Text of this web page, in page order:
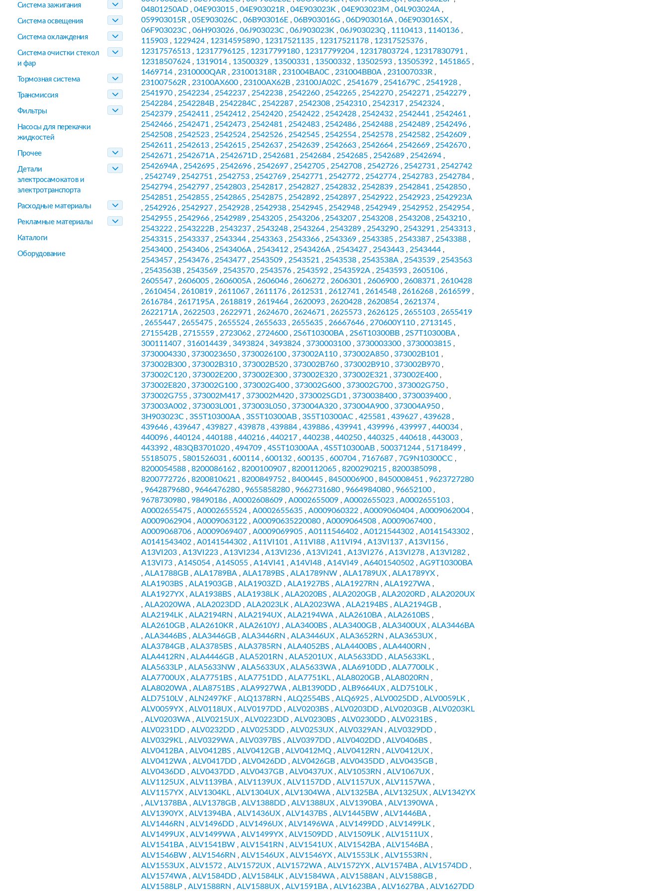
Система зажигания
Система освещения
Система охлаждения
Система очистки стекол
и фар
Тормозная система
Трансмиссия
Фильтры
Насосы для перекачки
жидкостей
Прочее
Детали
электросамокатов и
электротранспорта
Расходные материалы
Рекламные материалы
Каталоги
Оборудование
04801250AD , 04E903015 , 04E903021R , 04E903023K , 04E903023M , 04L903024A ,
059903015R , 05E903026C , 06B903016E , 06B903016G , 06D903016A , 06E903016SX ,
06F903023C , 06H903026 , 06J903023C , 06J903023K , 06J903023Q , 1110413 , 1140136 ,
115903 , 1229424 , 12314595890 , 12317521135 , 12317521178 , 12317525376 ,
12317576513 , 12317796125 , 12317799180 , 12317799204 , 12317803724 , 12317830791 ,
12318507624 , 1319014 , 13500329 , 13500331 , 13500332 , 13502593 , 13505392 , 1451865 ,
1469714 , 2310000QAR , 231001318R , 231004BA0C , 231004BB0A , 231007033R ,
231007562R , 23100AX600 , 23100AX62B , 23100JA02C , 2541679 , 2541679C , 2541928 ,
2541970 , 2542234 , 2542237 , 2542238 , 2542260 , 2542265 , 2542270 , 2542271 , 2542279 ,
2542284 , 2542284B , 2542284C , 2542287 , 2542308 , 2542310 , 2542317 , 2542324 ,
2542379 , 2542411 , 2542412 , 2542420 , 2542422 , 2542428 , 2542432 , 2542441 , 2542461 ,
2542466 , 2542471 , 2542473 , 2542481 , 2542483 , 2542486 , 2542488 , 2542489 , 2542496 ,
2542508 , 2542523 , 2542524 , 2542526 , 2542545 , 2542554 , 2542578 , 2542582 , 2542609 ,
2542611 , 2542613 , 2542615 , 2542637 , 2542639 , 2542663 , 2542664 , 2542669 , 2542670 ,
2542671 , 2542671A , 2542671D , 2542681 , 2542684 , 2542685 , 2542689 , 2542694 ,
2542694A , 2542695 , 2542696 , 2542697 , 2542705 , 2542708 , 2542726 , 2542731 , 2542742
, 2542749 , 2542751 , 2542753 , 2542769 , 2542771 , 2542772 , 2542774 , 2542783 , 2542784 ,
2542794 , 2542797 , 2542803 , 2542817 , 2542827 , 2542832 , 2542839 , 2542841 , 2542850 ,
2542851 , 2542855 , 2542865 , 2542875 , 2542892 , 2542897 , 2542922 , 2542923 , 2542923A
, 2542926 , 2542927 , 2542928 , 2542938 , 2542945 , 2542948 , 2542949 , 2542952 , 2542954 ,
2542955 , 2542966 , 2542989 , 2543205 , 2543206 , 2543207 , 2543208 , 2543208 , 2543210 ,
2543222 , 2543222B , 2543237 , 2543248 , 2543264 , 2543289 , 2543290 , 2543291 , 2543313 ,
2543315 , 2543337 , 2543344 , 2543363 , 2543366 , 2543369 , 2543385 , 2543387 , 2543388 ,
2543400 , 2543406 , 2543406A , 2543412 , 2543426A , 2543427 , 2543443 , 2543444 ,
2543457 , 2543476 , 2543477 , 2543509 , 2543521 , 2543538 , 2543538A , 2543539 , 2543563
, 2543563B , 2543569 , 2543570 , 2543576 , 2543592 , 2543592A , 2543593 , 2605106 ,
2605547 , 2606005 , 2606005A , 2606046 , 2606272 , 2606301 , 2606900 , 2608371 , 2610428
, 2610454 , 2610819 , 2611067 , 2611176 , 2612531 , 2612741 , 2614548 , 2616268 , 2616599 ,
2616784 , 2617195A , 2618819 , 2619464 , 2620093 , 2620428 , 2620854 , 2621374 ,
2622171A , 2622503 , 2622971 , 2624670 , 2624671 , 2625573 , 2626125 , 2655103 , 2655419
, 2655447 , 2655475 , 2655524 , 2655633 , 2655635 , 26667646 , 270600Y110 , 2713145 ,
2715542B , 2715559 , 2723062 , 2724600 , 2S6T10300BA , 2S6T10300BB , 2S7T10300BA ,
300111407 , 316014439 , 3493824 , 3493824 , 3730003100 , 3730003300 , 3730003815 ,
3730004330 , 3730023650 , 3730026100 , 373002A110 , 373002A850 , 373002B101 ,
373002B300 , 373002B310 , 373002B520 , 373002B760 , 373002B910 , 373002B970 ,
373002C120 , 373002E200 , 373002E300 , 373002E320 , 373002E321 , 373002E400 ,
373002E820 , 373002G100 , 373002G400 , 373002G600 , 373002G700 , 373002G750 ,
373002G755 , 373002M417 , 373002M420 , 373002SGD1 , 3730038400 , 3730039400 ,
373003A002 , 373003L001 , 373003L050 , 373004A320 , 373004A900 , 373004A950 ,
3H903023C , 3S5T10300AA , 3S5T10300AB , 3S5T10300AC , 425581 , 439627 , 439628 ,
439646 , 439647 , 439827 , 439878 , 439884 , 439886 , 439941 , 439996 , 439997 , 440034 ,
440096 , 440124 , 440188 , 440216 , 440217 , 440238 , 440250 , 440325 , 440618 , 443003 ,
443392 , 483QB3701020 , 494709 , 4S5T10300AA , 4S5T10300AB , 500371244 , 51718499 ,
55185075 , 5801526031 , 600114 , 600132 , 600135 , 600704 , 7167687 , 7G9N10300CC ,
8200054588 , 8200086162 , 8200100907 , 8200112065 , 8200290215 , 8200385098 ,
8200772726 , 8200810621 , 8200849752 , 8400445 , 8450006900 , 8450008451 , 9623727280
, 9642879680 , 9646476280 , 9655858280 , 9662731680 , 9664984080 , 96652100 ,
9678730980 , 98490186 , A0002608609 , A0002655009 , A0002655023 , A0002655103 ,
A0002655475 , A0002655524 , A0002655635 , A0009060322 , A0009060404 , A0009062004 ,
A0009062904 , A0009063122 , A00090635220080 , A0009064508 , A0009067400 ,
A0009068706 , A0009069407 , A0009069905 , A0111546402 , A0121544302 , A0141543302 ,
A0141543402 , A0141544302 , A11VI101 , A11VI88 , A11VI94 , A13VI137 , A13VI156 ,
A13VI203 , A13VI223 , A13VI234 , A13VI236 , A13VI241 , A13VI276 , A13VI278 , A13VI282 ,
A13VI73 , A14S054 , A14S055 , A14VI41 , A14VI48 , A14VI49 , A6401540502 , AG9T10300BA
, ALA1788GB , ALA1789BA , ALA1789BS , ALA1789NW , ALA1789UX , ALA1789YX ,
ALA1903BS , ALA1903GB , ALA1903ZD , ALA1927BS , ALA1927RN , ALA1927WA ,
ALA1927YX , ALA1938BS , ALA1938LK , ALA2020BS , ALA2020GB , ALA2020RD , ALA2020UX
, ALA2020WA , ALA2023DD , ALA2023LK , ALA2023WA , ALA2194BS , ALA2194GB ,
ALA2194LK , ALA2194RN , ALA2194UX , ALA2194WA , ALA2610BA , ALA2610BS ,
ALA2610GB , ALA2610KR , ALA2610YJ , ALA3400BS , ALA3400GB , ALA3400UX , ALA3446BA
, ALA3446BS , ALA3446GB , ALA3446RN , ALA3446UX , ALA3652RN , ALA3653UX ,
ALA3784GB , ALA3785BS , ALA3785RN , ALA4052BS , ALA4400BS , ALA4400RN ,
ALA4412RN , ALA4446GB , ALA5201RN , ALA5201UX , ALA5633DD , ALA5633KL ,
ALA5633LP , ALA5633NW , ALA5633UX , ALA5633WA , ALA6910DD , ALA7700LK ,
ALA7700UX , ALA7751BS , ALA7751DD , ALA7751KL , ALA8020GB , ALA8020RN ,
ALA8020WA , ALA8751BS , ALA9927WA , ALB1390DD , ALB9664UX , ALD7510LK ,
ALD7510LV , ALN2497KF , ALQ1378RN , ALQ2554BS , ALQ6925 , ALV0025DD , ALV0059LK ,
ALV0059YX , ALV0118UX , ALV0197DD , ALV0203BS , ALV0203DD , ALV0203GB , ALV0203KL
, ALV0203WA , ALV0215UX , ALV0223DD , ALV0230BS , ALV0230DD , ALV0231BS ,
ALV0231DD , ALV0232DD , ALV0253DD , ALV0253UX , ALV0329AN , ALV0329DD ,
ALV0329KL , ALV0329WA , ALV0397BS , ALV0397DD , ALV0402DD , ALV0406BS ,
ALV0412BA , ALV0412BS , ALV0412GB , ALV0412MQ , ALV0412RN , ALV0412UX ,
ALV0412WA , ALV0417DD , ALV0426DD , ALV0426GB , ALV0435DD , ALV0435GB ,
ALV0436DD , ALV0437DD , ALV0437GB , ALV0437UX , ALV1053RN , ALV1067UX ,
ALV1125UX , ALV1139BA , ALV1139UX , ALV1157DD , ALV1157UX , ALV1157WA ,
ALV1157YX , ALV1304KL , ALV1304UX , ALV1304WA , ALV1325BA , ALV1325UX , ALV1342YX
, ALV1378BA , ALV1378GB , ALV1388DD , ALV1388UX , ALV1390BA , ALV1390WA ,
ALV1390YX , ALV1394BA , ALV1436UX , ALV1437BS , ALV1445BW , ALV1446BA ,
ALV1446RN , ALV1496DD , ALV1496UX , ALV1496WA , ALV1499DD , ALV1499LK ,
ALV1499UX , ALV1499WA , ALV1499YX , ALV1509DD , ALV1509LK , ALV1511UX ,
ALV1541BA , ALV1541BW , ALV1541RN , ALV1541UX , ALV1542BA , ALV1546BA ,
ALV1546BW , ALV1546RN , ALV1546UX , ALV1546YX , ALV1553LK , ALV1553RN ,
ALV1553UX , ALV1572 , ALV1572UX , ALV1572WA , ALV1572YX , ALV1574BA , ALV1574DD ,
ALV1574WA , ALV1584DD , ALV1584LK , ALV1584WA , ALV1588AN , ALV1588GB ,
ALV1588LP , ALV1588RN , ALV1588UX , ALV1591BA , ALV1623BA , ALV1627BA , ALV1627DD